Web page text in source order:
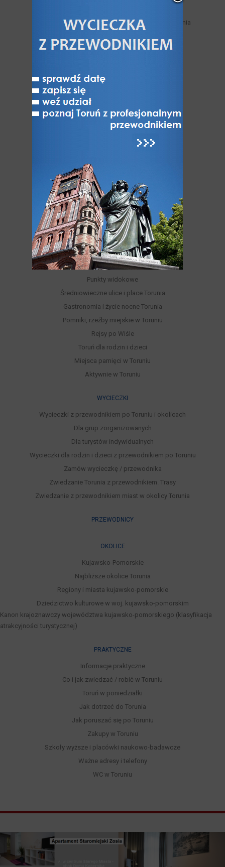
Miejskie trasy turystyczne samodzielnego zwiedzania
Toruń nad Wisłą
Toruń - miasto NAJ-pierwsze
Toruń niedostępny
ATRAKCJE
Zabytki i Architektura Torunia
Odkryj dzielnice Torunia
UNESCO: Światowe dziedzictwo Torunia
Muzea w Toruniu
Różnorodność turystyczna Torunia
Kultura, Sztuka, Rozrywka
Festiwale i wydarzenia kulturalne
Parki, Ogrody, Rezerwaty, Lasy
Punkty widokowe
Średniowieczne ulice i place Torunia
Gastronomia i życie nocne Torunia
Pomniki, rzeźby miejskie w Toruniu
Rejsy po Wiśle
Toruń dla rodzin i dzieci
Miejsca pamięci w Toruniu
Aktywnie w Toruniu
WYCIECZKI
Wycieczki z przewodnikiem po Toruniu i okolicach
Dla grup zorganizowanych
Dla turystów indywidualnych
Wycieczki dla rodzin i dzieci z przewodnikiem po Toruniu
Zamów wycieczkę / przewodnika
Zwiedzanie Torunia z przewodnikiem. Trasy
Zwiedzanie z przewodnikiem miast w okolicy Torunia
PRZEWODNICY
OKOLICE
Kujawsko-Pomorskie
Najbliższe okolice Torunia
Regiony i miasta kujawsko-pomorskie
Dziedzictwo kulturowe w woj. kujawsko-pomorskim
Kanon krajoznawczy województwa kujawsko-pomorskiego (klasyfikacja
atrakcyjności turystycznej)
PRAKTYCZNE
Informacje praktyczne
Co i jak zwiedzać / robić w Toruniu
Toruń w poniedziałki
Jak dotrzeć do Torunia
Jak poruszać się po Toruniu
Zakupy w Toruniu
Szkoły wyższe i placówki naukowo-badawcze
Ważne adresy i telefony
WC w Toruniu